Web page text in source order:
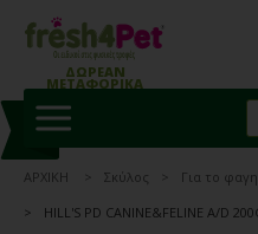
ΔΩΡΕΑΝ
ΜΕΤΑΦΟΡΙΚΑ
ΑΡΧΙΚΗ Σκύλος Για το
HILL'S PD CANINE&FELINE A/D